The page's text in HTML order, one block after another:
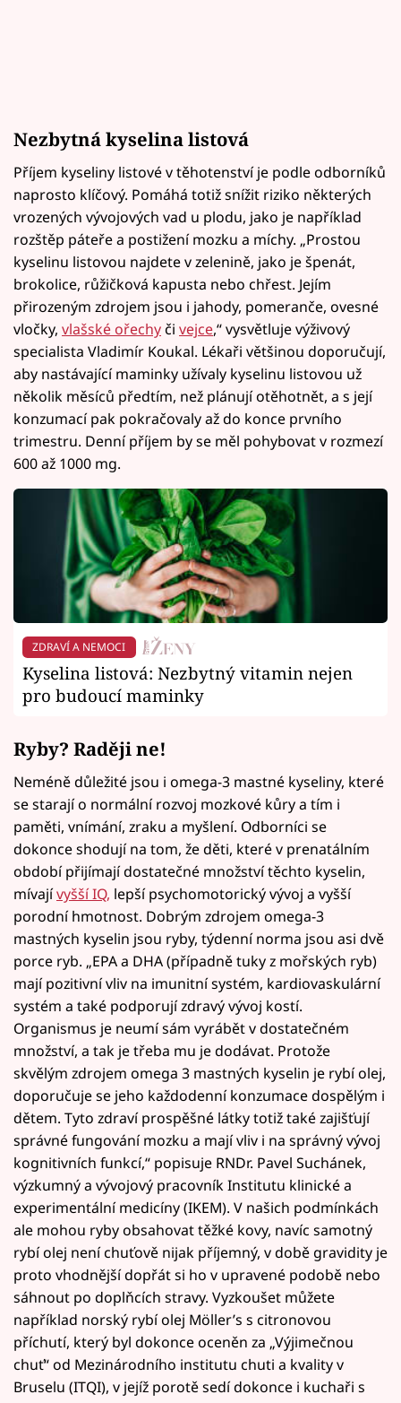
Nezbytná kyselina listová
Příjem kyseliny listové v těhotenství je podle odborníků
naprosto klíčový. Pomáhá totiž snížit riziko některých
vrozených vývojových vad u plodu, jako je například
rozštěp páteře a postižení mozku a míchy. „Prostou
kyselinu listovou najdete v zelenině, jako je špenát,
brokolice, růžičková kapusta nebo chřest. Jejím
přirozeným zdrojem jsou i jahody, pomeranče, ovesné
vločky, vlašské ořechyči vejce,“ vysvětluje výživový
specialista Vladimír Koukal. Lékaři většinou doporučují,
aby nastávající maminky užívaly kyselinu listovou už
několik měsíců předtím, než plánují otěhotnět, a s její
konzumací pak pokračovaly až do konce prvního
trimestru. Denní příjem by se měl pohybovat v rozmezí
600 až 1000 mg.
ZDRAVÍ A NEMOCI
Kyselina listová: Nezbytný vitamin nejen
pro budoucí maminky
Ryby? Raději ne!
Neméně důležité jsou i omega-3 mastné kyseliny, které
se starají o normální rozvoj mozkové kůry a tím i
paměti, vnímání, zraku a myšlení. Odborníci se
dokonce shodují na tom, že děti, které v prenatálním
období přijímají dostatečné množství těchto kyselin,
mívajívyšší IQ, lepší psychomotorický vývoj a vyšší
porodní hmotnost. Dobrým zdrojem omega-3
mastných kyselin jsou ryby, týdenní norma jsou asi dvě
porce ryb. „EPA a DHA (případně tuky z mořských ryb)
mají pozitivní vliv na imunitní systém, kardiovaskulární
systém a také podporují zdravý vývoj kostí.
Organismus je neumí sám vyrábět v dostatečném
množství, a tak je třeba mu je dodávat. Protože
skvělým zdrojem omega 3 mastných kyselin je rybí olej,
doporučuje se jeho každodenní konzumace dospělým i
dětem. Tyto zdraví prospěšné látky totiž také zajišťují
správné fungování mozku a mají vliv i na správný vývoj
kognitivních funkcí,“ popisuje RNDr. Pavel Suchánek,
výzkumný a vývojový pracovník Institutu klinické a
experimentální medicíny (IKEM). V našich podmínkách
ale mohou ryby obsahovat těžké kovy, navíc samotný
rybí olej není chuťově nijak příjemný, v době gravidity je
proto vhodnější dopřát si ho v upravené podobě nebo
sáhnout po doplňcích stravy. Vyzkoušet můžete
například norský rybí olej Möller’s s citronovou
příchutí, který byl dokonce oceněn za „Výjimečnou
chuť“ od Mezinárodního institutu chuti a kvality v
Bruselu (ITQI), v jejíž porotě sedí dokonce i kuchaři s